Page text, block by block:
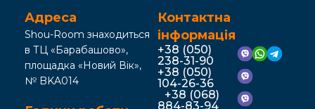
Адреса
Shou-Room знаходиться
в ТЦ «Барабашово»,
площадка «Новий Вік»,
№ BKA014
Контактна
інформація
+38 (050)
238-31-90
+38 (050)
104-26-36
+38 (068)
884-83-94